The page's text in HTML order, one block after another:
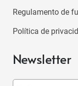
Regulamento de
Política de
Newsletter